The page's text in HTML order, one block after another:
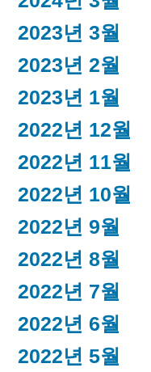
2023년 3월
2023년 2월
2023년 1월
2022년 12월
2022년 11월
2022년 10월
2022년 9월
2022년 8월
2022년 7월
2022년 6월
2022년 5월